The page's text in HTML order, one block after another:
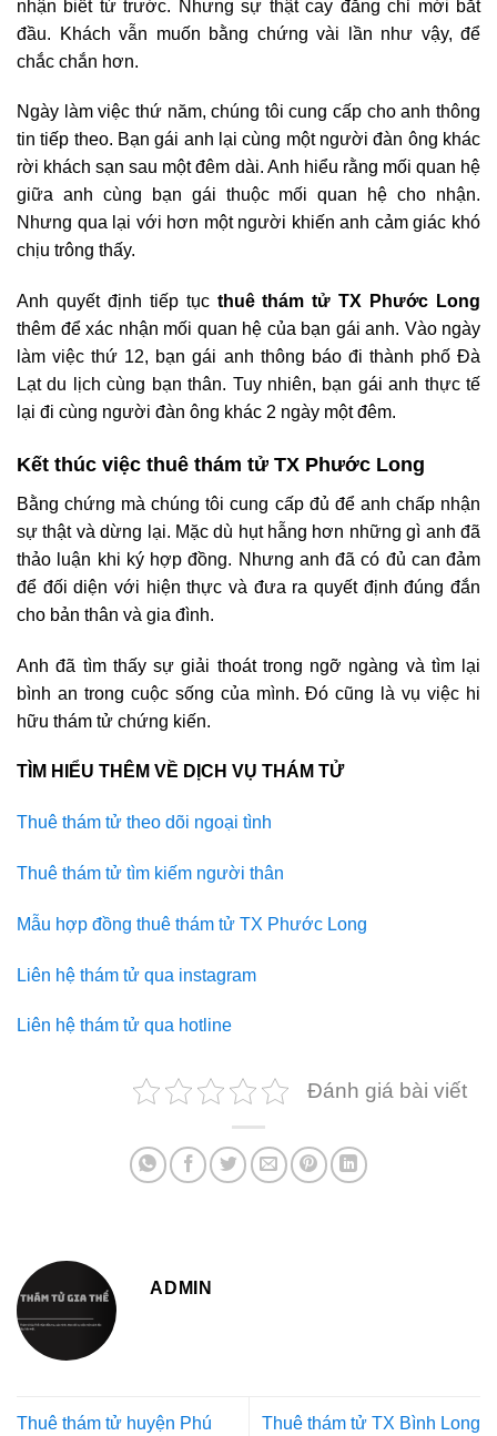
nhận biết từ trước. Nhưng sự thật cay đắng chỉ mới bắt
đầu. Khách vẫn muốn bằng chứng vài lần như vậy, để
chắc chắn hơn.
Ngày làm việc thứ năm, chúng tôi cung cấp cho anh thông
tin tiếp theo. Bạn gái anh lại cùng một người đàn ông khác
rời khách sạn sau một đêm dài. Anh hiểu rằng mối quan hệ
giữa anh cùng bạn gái thuộc mối quan hệ cho nhận.
Nhưng qua lại với hơn một người khiến anh cảm giác khó
chịu trông thấy.
Anh quyết định tiếp tụcthuê thám tử TX Phước Long
thêm để xác nhận mối quan hệ của bạn gái anh. Vào ngày
làm việc thứ 12, bạn gái anh thông báo đi thành phố Đà
Lạt du lịch cùng bạn thân. Tuy nhiên, bạn gái anh thực tế
lại đi cùng người đàn ông khác 2 ngày một đêm.
Kết thúc việc thuê thám tử TX Phước Long
Bằng chứng mà chúng tôi cung cấp đủ để anh chấp nhận
sự thật và dừng lại. Mặc dù hụt hẫng hơn những gì anh đã
thảo luận khi ký hợp đồng. Nhưng anh đã có đủ can đảm
để đối diện với hiện thực và đưa ra quyết định đúng đắn
cho bản thân và gia đình.
Anh đã tìm thấy sự giải thoát trong ngỡ ngàng và tìm lại
bình an trong cuộc sống của mình. Đó cũng là vụ việc hi
hữu thám tử chứng kiến.
TÌM HIỂU THÊM VỀ DỊCH VỤ THÁM TỬ
Thuê thám tử theo dõi ngoại tình
Thuê thám tử tìm kiếm người thân
Mẫu hợp đồng thuê thám tử TX Phước Long
Liên hệ thám tử qua instagram
Liên hệ thám tử qua hotline
Đánh giá bài viết
ADMIN
Thuê thám tử huyện Phú
Thuê thám tử TX Bình Long